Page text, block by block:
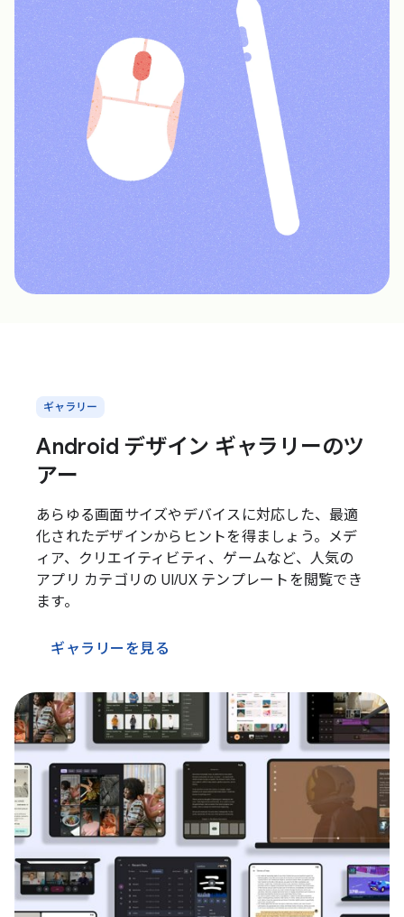
ギャラリー
Android デザイン ギャラリーのツ
アー
あらゆる画面サイズやデバイスに対応した、最適
化されたデザインからヒントを得ましょう。メデ
ィア、クリエイティビティ、ゲームなど、人気の
アプリ カテゴリの UI/UX テンプレートを閲覧でき
ます。
ギャラリーを見る